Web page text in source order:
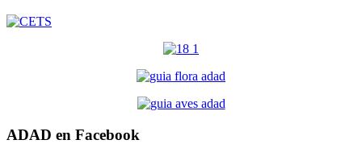
ADAD en Facebook